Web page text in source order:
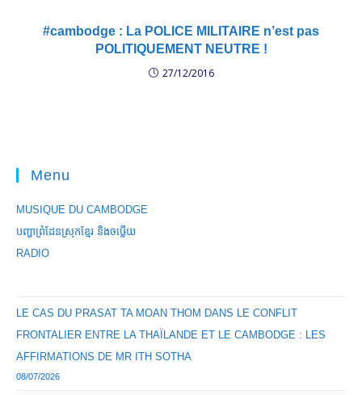
#cambodge : La POLICE MILITAIRE n’est pas
POLITIQUEMENT NEUTRE !
27/12/2016
Menu
MUSIQUE DU CAMBODGE
បញ្ហាព្រំដែនស្រុកខ្មែរ និងចឞ្លើយ
RADIO
LE CAS DU PRASAT TA MOAN THOM DANS LE CONFLIT
FRONTALIER ENTRE LA THAÏLANDE ET LE CAMBODGE : LES
AFFIRMATIONS DE MR ITH SOTHA
08/07/2026